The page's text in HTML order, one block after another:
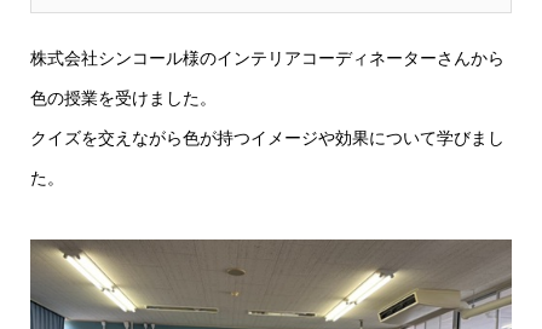
株式会社シンコール様のインテリアコーディネーターさんから
色の授業を受けました。
クイズを交えながら色が持つイメージや効果について学びまし
た。